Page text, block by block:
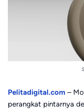
Pelitadigital.com –
perangkat pintarnya